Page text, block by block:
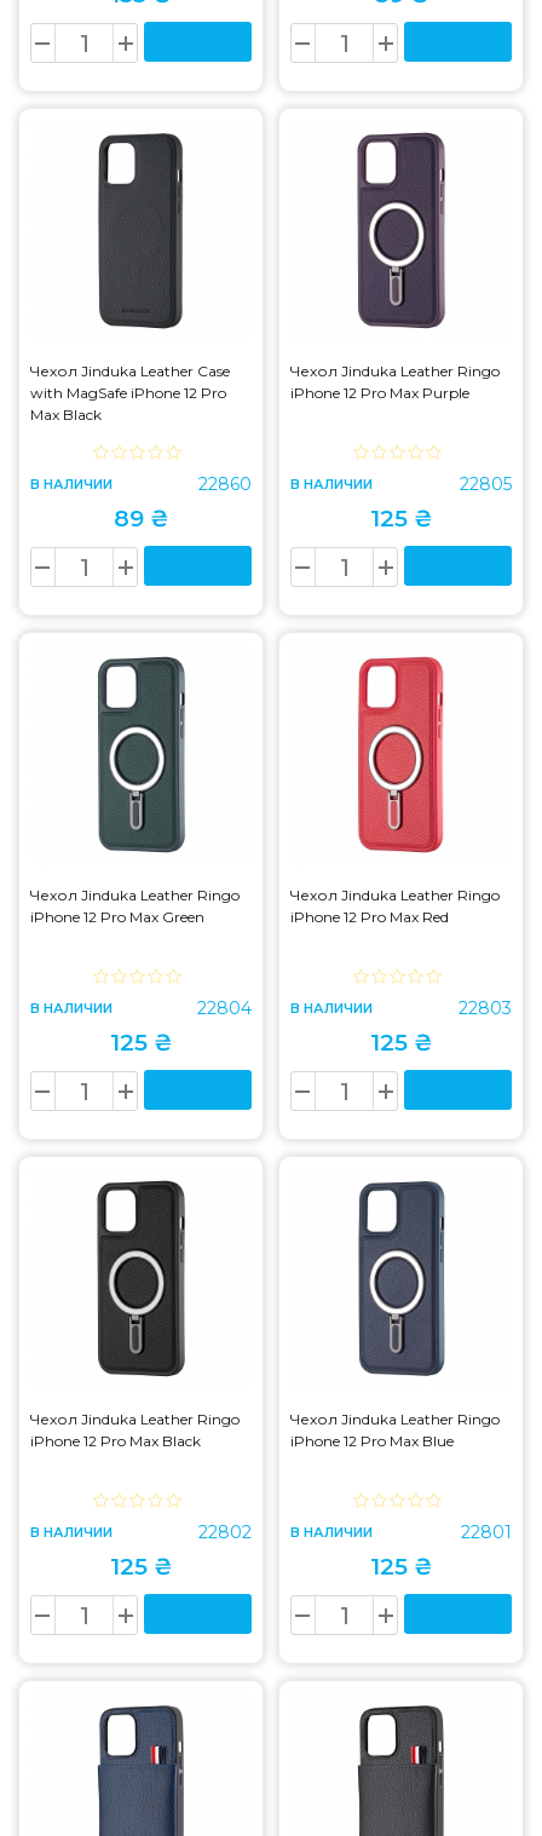
Чехол Jinduka Leather Case
with MagSafe iPhone 12 Pro
Max Black
В НАЛИЧИИ 22860
89 ₴
Чехол Jinduka Leather Ringo
iPhone 12 Pro Max Purple
В НАЛИЧИИ 22805
125 ₴
Чехол Jinduka Leather Ringo
iPhone 12 Pro Max Green
В НАЛИЧИИ 22804
125 ₴
Чехол Jinduka Leather Ringo
iPhone 12 Pro Max Red
В НАЛИЧИИ 22803
125 ₴
Чехол Jinduka Leather Ringo
iPhone 12 Pro Max Black
В НАЛИЧИИ 22802
125 ₴
Чехол Jinduka Leather Ringo
iPhone 12 Pro Max Blue
В НАЛИЧИИ 22801
125 ₴